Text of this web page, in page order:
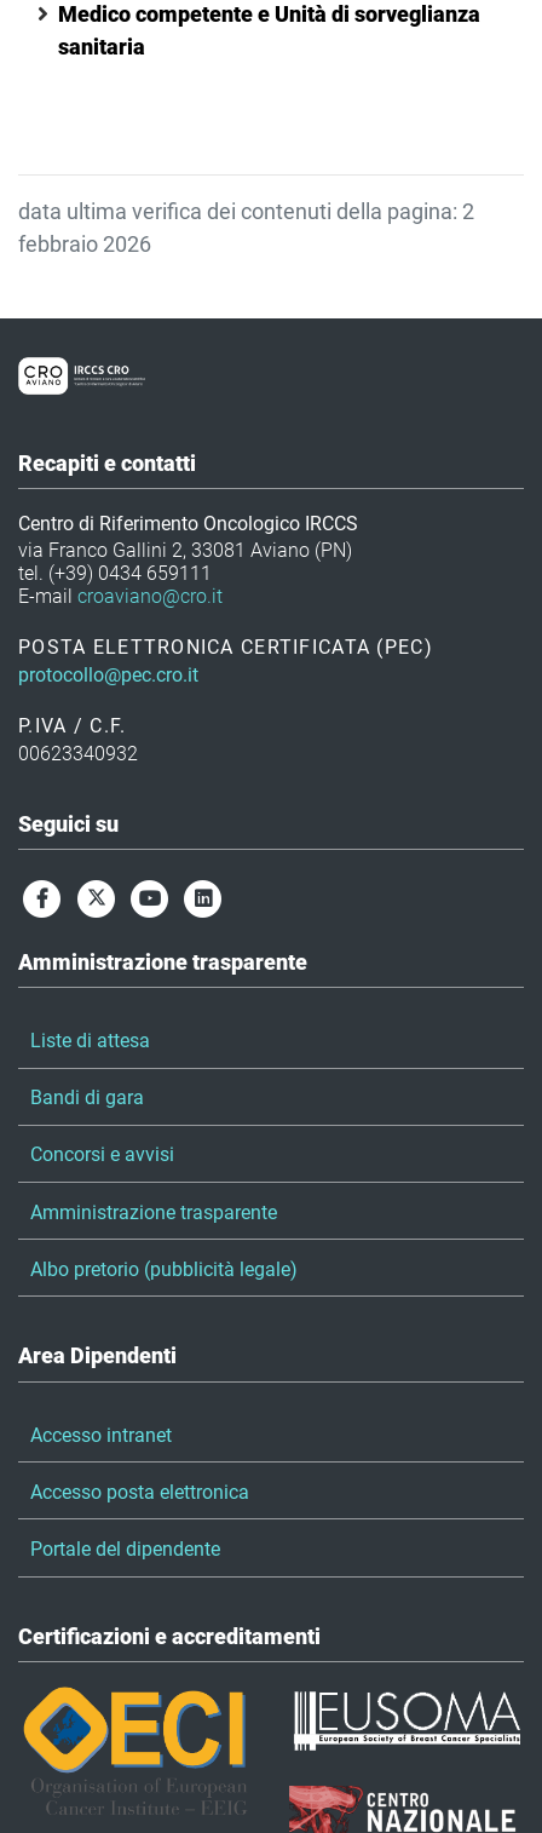
personale e dopo incidente professionale;
Medico competente e Unità di sorveglianza
sanitaria
data ultima verifica dei contenuti della pagina: 2
febbraio 2026
Recapiti e contatti
Centro di Riferimento Oncologico IRCCS
via Franco Gallini 2, 33081 Aviano (PN)
tel. (+39) 0434 659111
E-mail croaviano@cro.it
POSTA ELETTRONICA CERTIFICATA (PEC)
protocollo@pec.cro.it
P.IVA / C.F.
00623340932
Seguici su
Amministrazione trasparente
Liste di attesa
Bandi di gara
Concorsi e avvisi
Amministrazione trasparente
Albo pretorio (pubblicità legale)
Area Dipendenti
Accesso intranet
Accesso posta elettronica
Portale del dipendente
Certificazioni e accreditamenti